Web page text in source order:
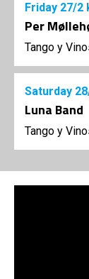
Friday 27/2
Per
Tango y
Saturday
Luna Band
Tango y